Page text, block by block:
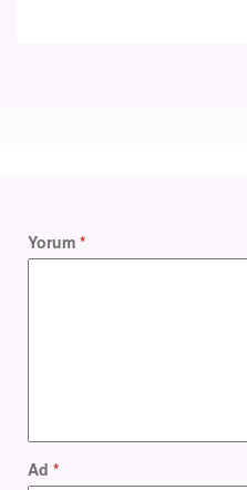
Yorum *
Ad *